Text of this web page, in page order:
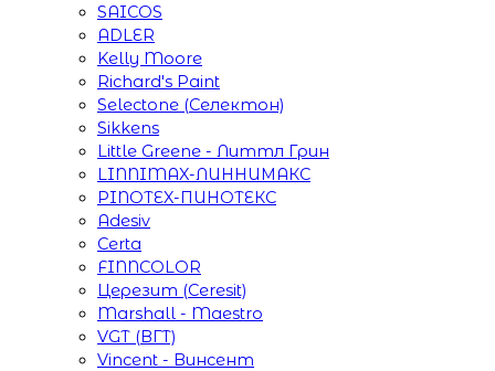
SAICOS
ADLER
Kelly Moore
Richard's Paint
Selectone (Селектон)
Sikkens
Little Greene - Литтл Грин
LINNIMAX-ЛИННИМАКС
PINOTEX-ПИНОТЕКС
Adesiv
Certa
FINNCOLOR
Церезит (Ceresit)
Marshall - Maestro
VGT (ВГТ)
Vincent - Винсент